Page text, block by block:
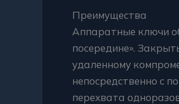
Преимущества
Аппаратные ключи
посередине».
удаленному
непосредственно с
перехвата